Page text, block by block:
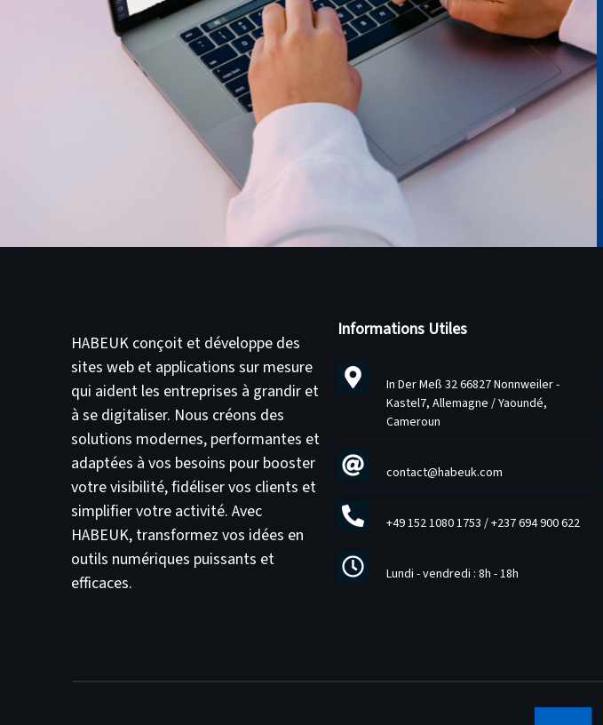
HABEUK conçoit et développe des
sites webet applications sur mesure
qui aident les entreprises à grandir et
à se digitaliser. Nous créons des
solutions modernes, performantes et
adaptées à vos besoins pour booster
votre visibilité,fidéliser vos clients et
simplifier votre activité. Avec
HABEUK, transformez vos idées en
outils numériques puissants et
efficaces.
Informations Utiles
In Der Meß 32 66827 Nonnweiler -
Kastel7, Allemagne / Yaoundé,
Cameroun
contact@habeuk.com
+49 152 1080 1753 /+237 694 900 622
Lundi - vendredi : 8h - 18h